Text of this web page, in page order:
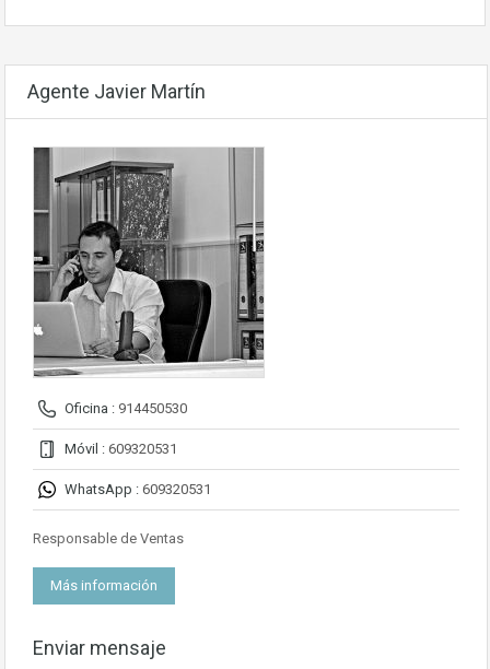
Agente Javier Martín
Oficina : 914450530
Móvil : 609320531
WhatsApp : 609320531
Responsable de Ventas
Más información
Enviar mensaje